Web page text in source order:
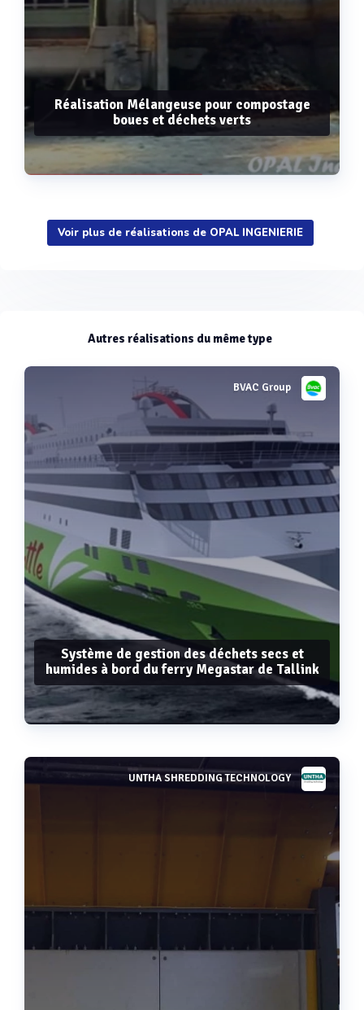
Réalisation Mélangeuse pour compostage
boues et déchets verts
Voir plus
Voir plus de réalisations de OPAL INGENIERIE
Autres réalisations du même type
BVAC Group
Système de gestion des déchets secs et
humides à bord du ferry Megastar de Tallink
Voir plus
UNTHA SHREDDING TECHNOLOGY